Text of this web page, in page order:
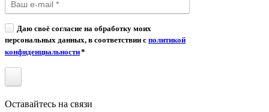
Даю своё согласие на обработку моих
персональных данных, в соответствии с политикой
конфиденциальности*
Оставайтесь на связи